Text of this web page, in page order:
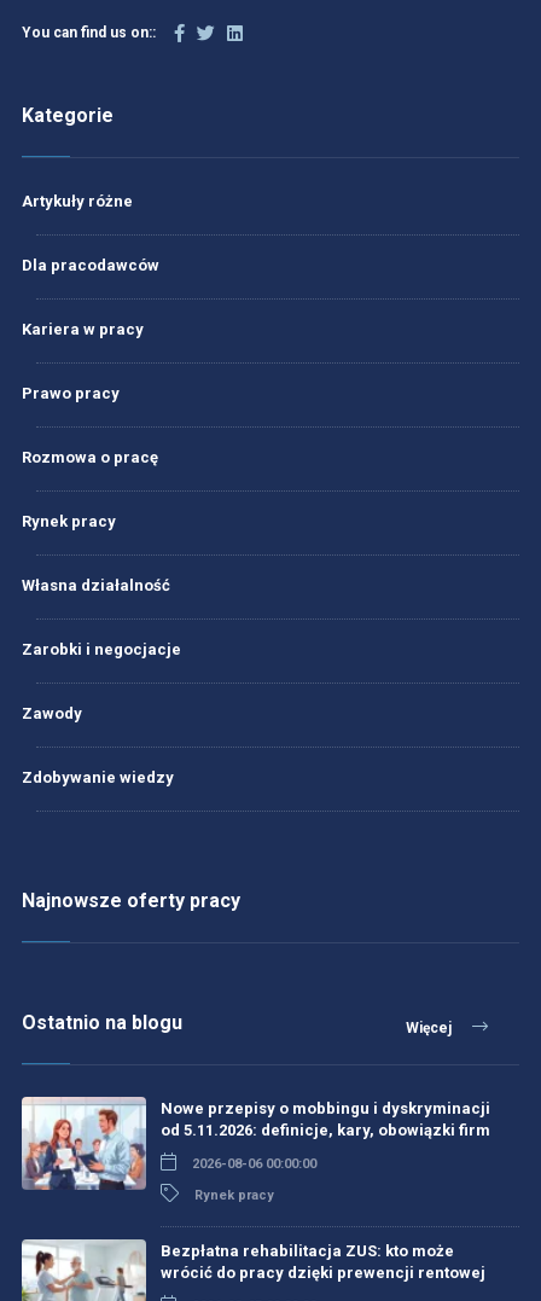
You can find us on::
Kategorie
Artykuły różne
Dla pracodawców
Kariera w pracy
Prawo pracy
Rozmowa o pracę
Rynek pracy
Własna działalność
Zarobki i negocjacje
Zawody
Zdobywanie wiedzy
Najnowsze oferty pracy
Ostatnio na blogu Więcej
Nowe przepisy o mobbingu i dyskryminacji
od 5.11.2026: definicje, kary, obowiązki firm
2026-08-06 00:00:00
Rynek pracy
Bezpłatna rehabilitacja ZUS: kto może
wrócić do pracy dzięki prewencji rentowej